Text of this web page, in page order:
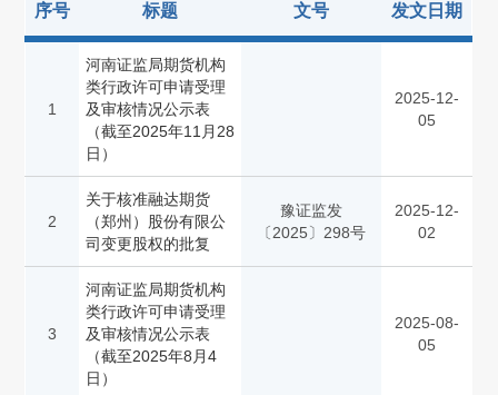
序号 标题 文号 发文日期
1
河南证监局期货机构
类行政许可申请受理
及审核情况公示表
（截至2025年11月28
日）
2025-12-
05
2
关于核准融达期货
（郑州）股份有限公
司变更股权的批复
豫证监发
〔2025〕298号
2025-12-
02
3
河南证监局期货机构
类行政许可申请受理
及审核情况公示表
（截至2025年8月4
日）
2025-08-
05